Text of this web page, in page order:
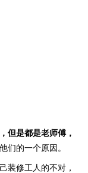
但是都是老师傅，
们的一个原因。
装修工人的不对，